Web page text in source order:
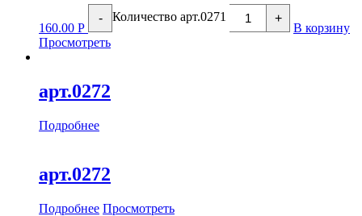
160.00 Р
- Количество арт.0271 +
В корзину
Просмотреть
арт.0272
Подробнее
арт.0272
Подробнее Просмотреть